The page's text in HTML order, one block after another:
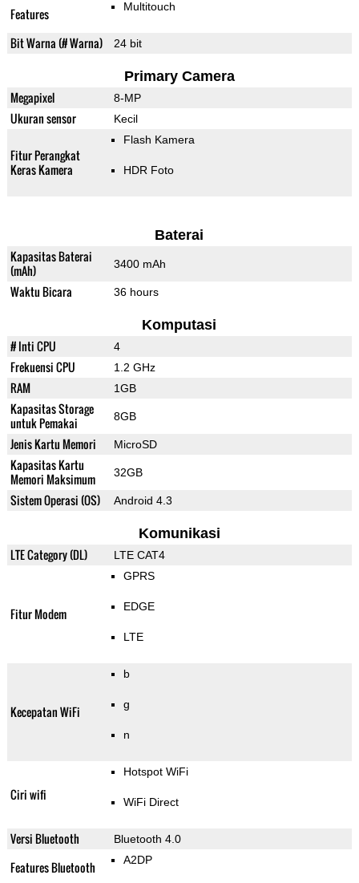
Features Multitouch
Bit Warna (# Warna) 24 bit
Primary Camera
Megapixel 8-MP
Ukuran sensor Kecil
Fitur Perangkat
Keras Kamera
Flash Kamera
HDR Foto
Baterai
Kapasitas Baterai
(mAh)
3400 mAh
Waktu Bicara 36 hours
Komputasi
# Inti CPU 4
Frekuensi CPU 1.2 GHz
RAM 1GB
Kapasitas Storage
untuk Pemakai
8GB
Jenis Kartu Memori MicroSD
Kapasitas Kartu
Memori Maksimum
32GB
Sistem Operasi (OS) Android 4.3
Komunikasi
LTE Category (DL) LTE CAT4
Fitur Modem
GPRS
EDGE
LTE
Kecepatan WiFi
b
g
n
Ciri wifi
Hotspot WiFi
WiFi Direct
Versi Bluetooth Bluetooth 4.0
Features Bluetooth A2DP